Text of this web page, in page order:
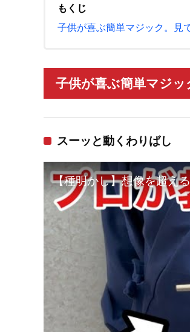
もくじ
子供が喜ぶ簡単マジック。見
子供が喜ぶ簡単マジッ
スーッと動くわりばし
【種明かし】想像を超え